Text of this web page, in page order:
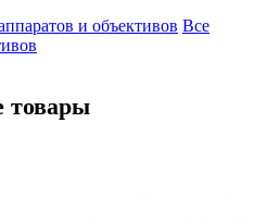
и объективов Все
товары